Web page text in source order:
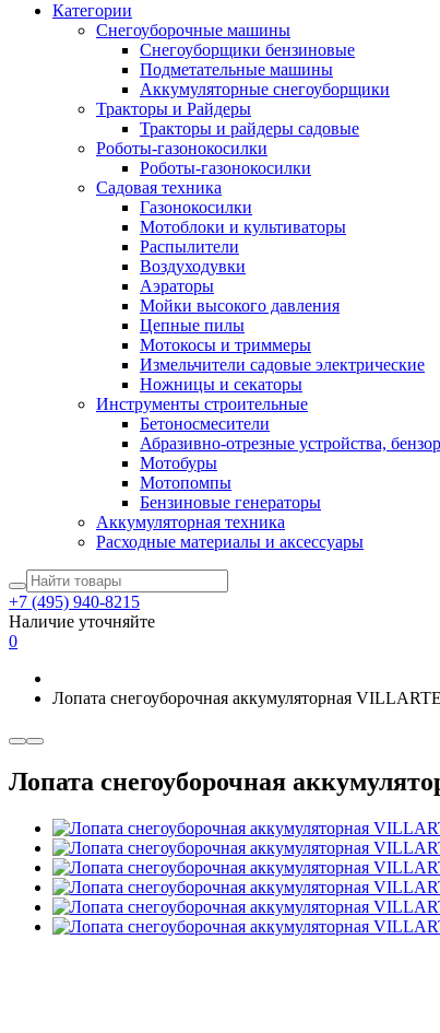
Категории
Снегоуборочные машины
Снегоуборщики бензиновые
Подметательные машины
Аккумуляторные снегоуборщики
Тракторы и Райдеры
Тракторы и райдеры садовые
Роботы-газонокосилки
Роботы-газонокосилки
Садовая техника
Газонокосилки
Мотоблоки и культиваторы
Распылители
Воздуходувки
Аэраторы
Мойки высокого давления
Цепные пилы
Мотокосы и триммеры
Измельчители садовые электрические
Ножницы и секаторы
Инструменты строительные
Бетоносмесители
Абразивно-отрезные устройства,
Мотобуры
Мотопомпы
Бензиновые генераторы
Аккумуляторная техника
Расходные материалы и аксессуары
+7 (495) 940-8215
Наличие уточняйте
0
Лопата снегоуборочная аккумуляторная
Лопата снегоуборочная